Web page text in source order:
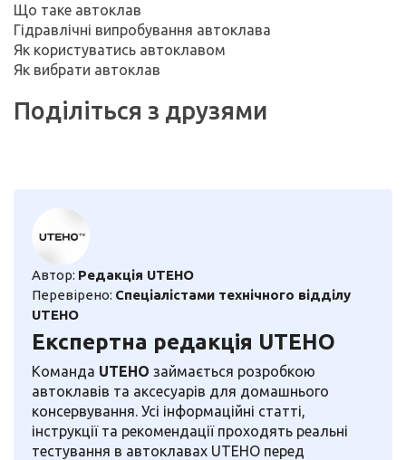
Що таке автоклав
Гідравлічні випробування автоклава
Як користуватись автоклавом
Як вибрати автоклав
Поділіться з друзями
Автор: Редакція UTEHO
Перевірено: Спеціалістами технічного відділу
UTEHO
Експертна редакція UTEHO
Команда UTEHO займається розробкою
автоклавів та аксесуарів для домашнього
консервування. Усі інформаційні статті,
інструкції та рекомендації проходять реальні
тестування в автоклавах UTEHO перед